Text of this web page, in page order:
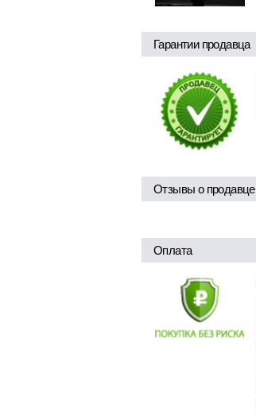
Гарантии продавца
Отзывы о продавце
Оплата